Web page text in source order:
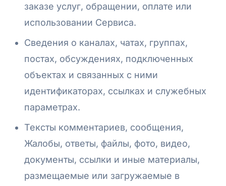
заказе услуг, обращении, оплате или
использовании Сервиса.
Сведения о каналах, чатах, группах,
постах, обсуждениях, подключенных
объектах и связанных с ними
идентификаторах, ссылках и служебных
параметрах.
Тексты комментариев, сообщения,
Жалобы, ответы, файлы, фото, видео,
документы, ссылки и иные материалы,
размещаемые или загружаемые в